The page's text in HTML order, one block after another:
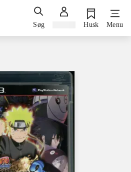
Søg Husk Menu